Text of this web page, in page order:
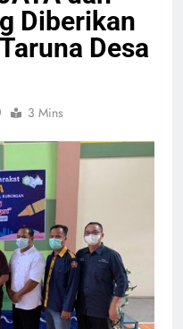
Diberikan
Desa
3 Mins